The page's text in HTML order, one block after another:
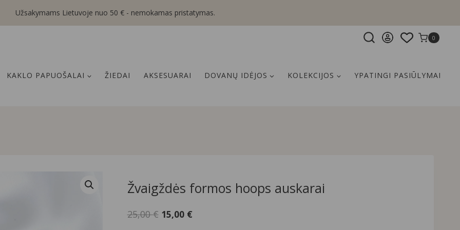
Užsakymams Lietuvoje nuo 50 € - nemokamas pristatymas.
0
KAKLO PAPUOŠALAI ŽIEDAI AKSESUARAI DOVANŲ IDĖJOS KOLEKCIJOS YPATINGI PASIŪLYMAI
Žvaigždės formos hoops auskarai
25,00€ Original
15,00 €Current